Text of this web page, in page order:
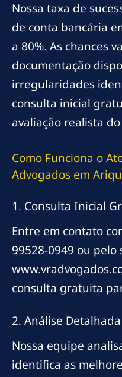
Nossa taxa de
de conta bancária
a 80%. As chances
documentação
irregularidades
consulta inicial
avaliação realista do
Como Funciona o
Advogados em
1. Consulta Inicial
Entre em contato
99528-0949 ou pelo
consulta gratuita
2. Análise Detalhada
Nossa equipe
identifica as